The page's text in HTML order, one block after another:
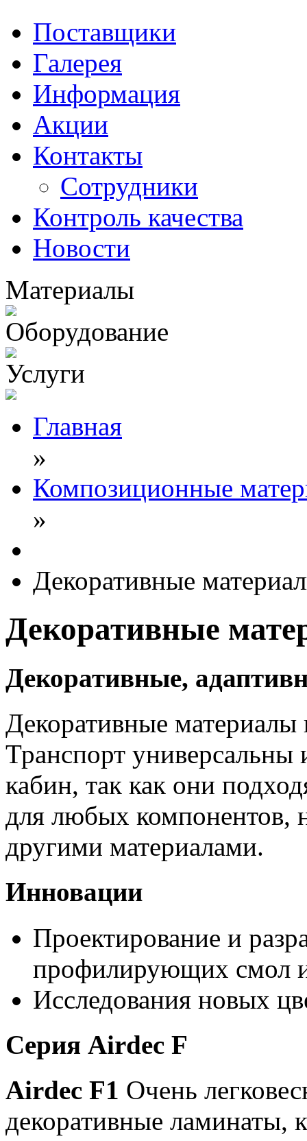
Поставщики
Галерея
Информация
Акции
Контакты
Сотрудники
Контроль качества
Новости
Материалы
Оборудование
Услуги
Главная
»
Композиционные
»
Декоративные
Декоративные
Декоративные,
Декоративные
Транспорт универсальны
кабин, так как они
для любых компонентов,
другими материалами.
Инновации
Проектирование и
профилирующих смол
Исследования новых
Серия Airdec F
Airdec F1 Очень
декоративные ламинаты,